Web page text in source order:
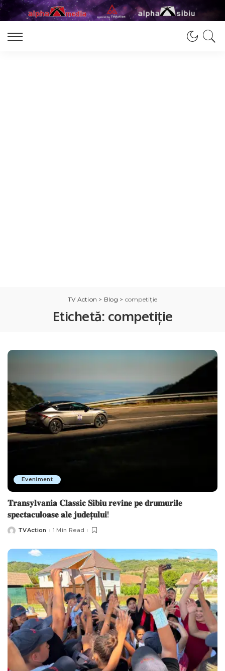
TV Action > Blog > competiție
Etichetă: competiție
Eveniment
𝐓𝐫𝐚𝐧𝐬𝐲𝐥𝐯𝐚𝐧𝐢𝐚 𝐂𝐥𝐚𝐬𝐬𝐢𝐜 𝐒𝐢𝐛𝐢𝐮 𝐫𝐞𝐯𝐢𝐧𝐞 𝐩𝐞 𝐝𝐫𝐮𝐦𝐮𝐫𝐢𝐥𝐞
𝐬𝐩𝐞𝐜𝐭𝐚𝐜𝐮𝐥𝐨𝐚𝐬𝐞 𝐚𝐥𝐞 𝐣𝐮𝐝𝐞𝐭̦𝐮𝐥𝐮𝐢!
PostedTVAction 1 Min Read